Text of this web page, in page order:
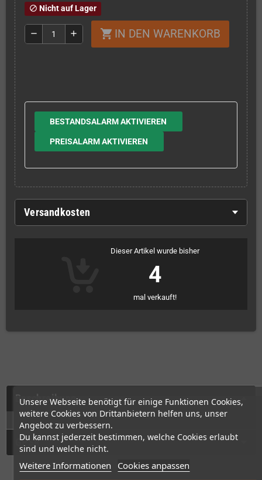
Unsere Webseite benötigt für einige Funktionen Cookies,
weitere Cookies von Drittanbietern helfen uns, unser
Angebot zu verbessern.
Du kannst jederzeit bestimmen, welche Cookies erlaubt
sind und welche nicht.
Weitere Informationen Cookies anpassen
block Nicht auf Lager
remove add shopping_cart IN DEN WARENKORB
BESTANDSALARM AKTIVIEREN
PREISALARM AKTIVIEREN
Versandkosten
Dieser Artikel wurde bisher
4
mal verkauft!
Beschreibung
GPSR